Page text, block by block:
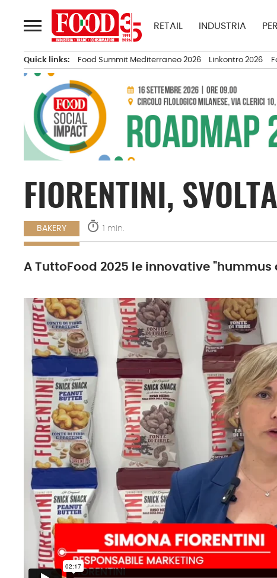
al
contenuto
RETAIL INDUSTRIA
Quick links: Food Summit Mediterraneo 2026 Linkontro 2026
FIORENTINI,
BAKERY timer 1 min.
A TuttoFood 2025 le innovative